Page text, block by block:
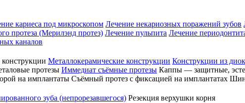
кариеса под микроскопом Лечение некариозных поражений зубов
протеза (Мерилэнд протез) Лечение пульпита Лечение
каналов
Металлокерамические конструкции Конструкции из
протезы Иммедиат съёмные протезы Каппы — защитные,
на имплантаты Съёмный протез с фиксацией на имплантатах
зуба (непрорезавшегося) Резекция верхушки корня